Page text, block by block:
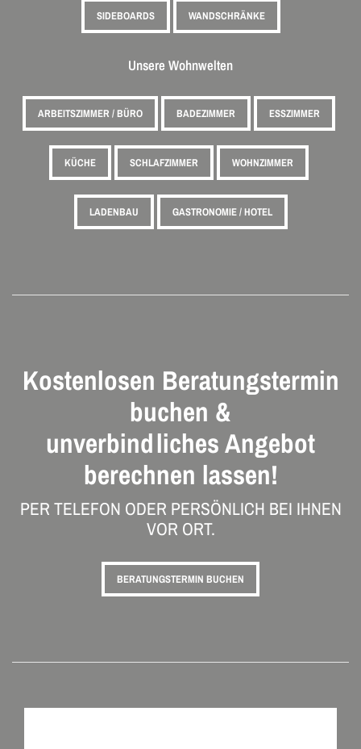
SIDEBOARDS WANDSCHRÄNKE
Unsere Wohnwelten
ARBEITSZIMMER / BÜRO BADEZIMMER ESSZIMMER
KÜCHE SCHLAFZIMMER WOHNZIMMER
LADENBAU GASTRONOMIE / HOTEL
Kostenlosen Beratungstermin
buchen &
unverbindliches Angebot
berechnen lassen!
PER TELEFON ODER PERSÖNLICH BEI IHNEN
VOR ORT.
BERATUNGSTERMIN BUCHEN